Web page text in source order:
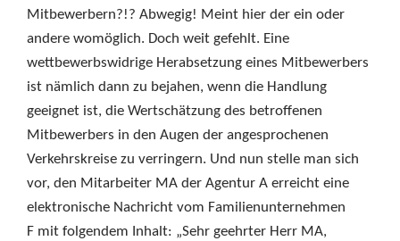
Mitbewerbern?!? Abwegig! Meint hier der ein oder
andere womöglich. Doch weit gefehlt. Eine
wettbewerbswidrige Herabsetzung eines Mitbewerbers
ist nämlich dann zu bejahen, wenn die Handlung
geeignet ist, die Wertschätzung des betroffenen
Mitbewerbers in den Augen der angesprochenen
Verkehrskreise zu verringern. Und nun stelle man sich
vor, den Mitarbeiter MA der Agentur A erreicht eine
elektronische Nachricht vom Familienunternehmen
F mit folgendem Inhalt: „Sehr geehrter Herr MA,